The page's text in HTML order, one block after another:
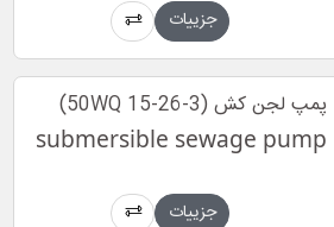
جزییات
پمپ لجن کش (50WQ 15-26-3)
submersible sewage pump
جزییات